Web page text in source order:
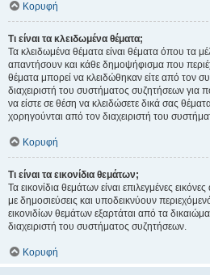
Κορυφή
Τι είναι τα κλειδωμένα θέματα;
Τα κλειδωμένα θέματα είναι θέματα όπου τα
απαντήσουν και κάθε δημοψήφισμα που
θέματα μπορεί να κλειδώθηκαν είτε από τον
διαχειριστή του συστήματος συζητήσεων για
να είστε σε θέση να κλειδώσετε δικά σας
χορηγούνται από τον διαχειριστή του
Κορυφή
Τι είναι τα εικονίδια θεμάτων;
Τα εικονίδια θεμάτων είναι επιλεγμένες
με δημοσιεύσεις και υποδεικνύουν
εικονιδίων θεμάτων εξαρτάται από τα
διαχειριστή του συστήματος συζητήσεων.
Κορυφή